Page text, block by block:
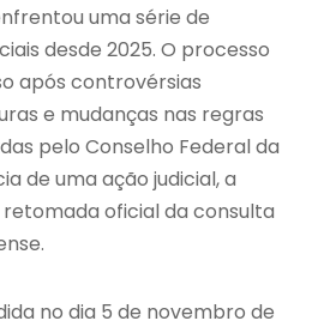
uma série de
desde 2025. O processo
após controvérsias
e mudanças nas regras
pelo Conselho Federal da
de uma ação judicial, a
oficial da consulta
no dia 5 de novembro de